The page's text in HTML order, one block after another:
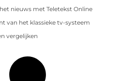
nieuws met Teletekst Online
van het klassieke tv-systeem
vergelijken